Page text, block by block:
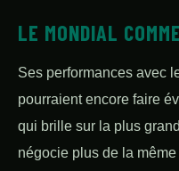
LE MONDIAL
Ses performances avec
pourraient encore faire
qui brille sur la plus
négocie plus de la même